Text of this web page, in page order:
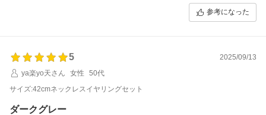
グレーのパールの質感や留め具、イヤリングのネジ式仕様につきまして
利とのお言葉を頂戴し、大変うれしく存じます。
この度はご多用の中、貴重なレビューをお寄せいただきありがとうござ
いました。
穏やかな日々をお過ごしになられますよう、心よりお祈り申し上げま
す。
参考になった
5
2025/09/13
ya楽yo天さん
女性
50代
サイズ:42cmネックレスイヤリングセット
ダークグレー